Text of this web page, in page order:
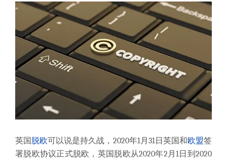
英国 脱欧可以说是持久战，2020年1月31日英国和欧盟签
署脱欧协议正式脱欧，英国脱欧从2020年2月1日到2020